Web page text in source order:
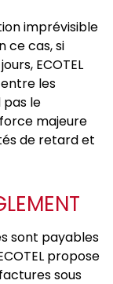
imprévisible
ce cas, si
ECOTEL
les
pas le
majeure
de retard et
sont payables
propose
sous